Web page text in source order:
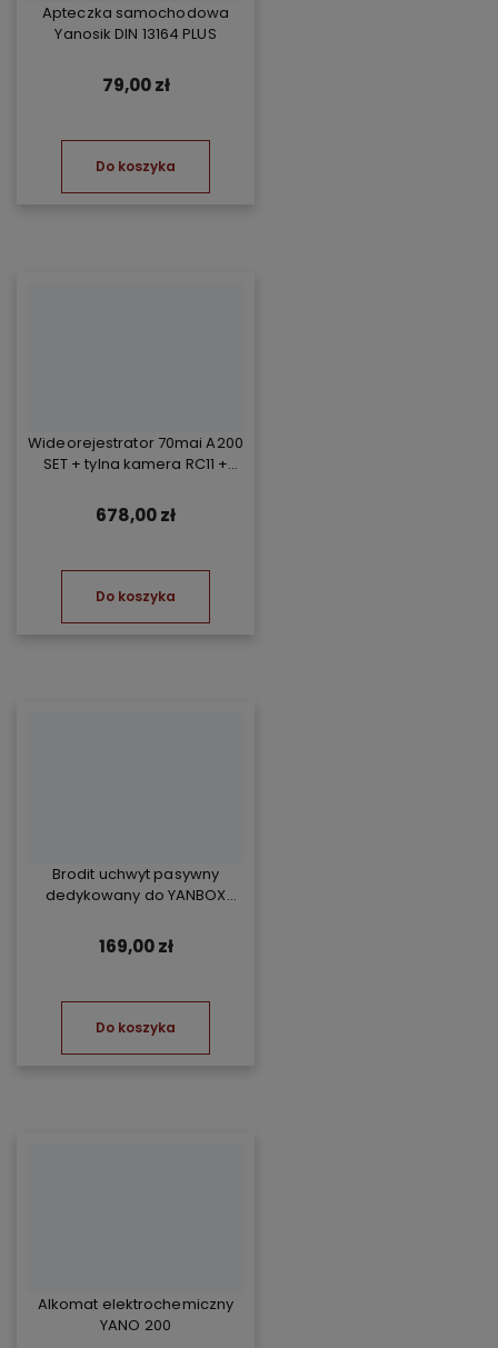
Apteczka samochodowa
Yanosik DIN 13164 PLUS
79,00 zł
Do koszyka
Wideorejestrator 70mai A200
SET + tylna kamera RC11 +
678,00 zł
Do koszyka
Brodit uchwyt pasywny
dedykowany do YANBOX
169,00 zł
Do koszyka
Alkomat elektrochemiczny
YANO 200